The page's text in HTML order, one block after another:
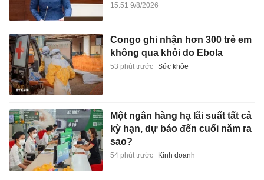
15:51 9/8/2026
Congo ghi nhận hơn 300 trẻ em
không qua khỏi do Ebola
53 phút trước Sức khỏe
Một ngân hàng hạ lãi suất tất cả
kỳ hạn, dự báo đến cuối năm ra
sao?
54 phút trước Kinh doanh